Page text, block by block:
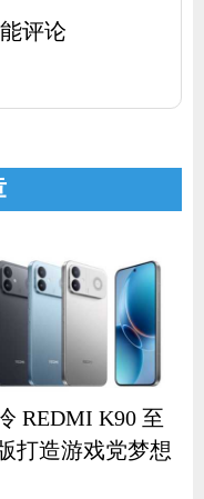
评论
REDMI K90 至
打造游戏党梦想